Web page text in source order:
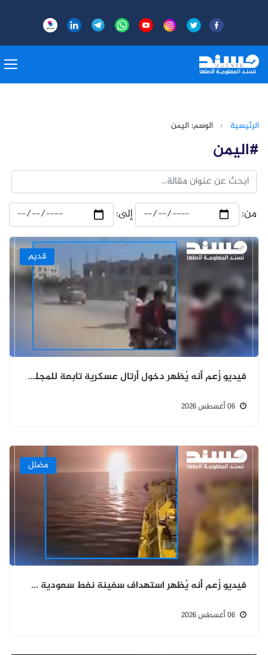
الرئيسية › الوسم: اليمن
#اليمن
من: إلى:
قديم
فيديو زُعم أنه يُظهر دخول أرتال عسكرية تابعة للمجلس الانتقالي المنحل إلى سيئون قديم ويعود إلى ديسمبر 2025
مضلل
فيديو زُعم أنه يُظهر استهداف سفينة نفط سعودية في خليج عدن مضلل ويعود إلى حادثة في العراق خلال مارس 2026